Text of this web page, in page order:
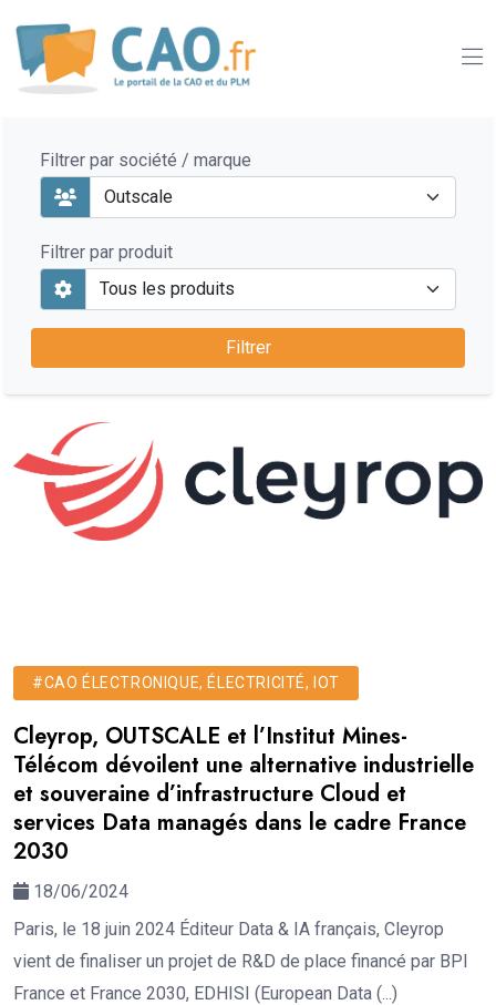
Filtrer par société / marque
Filtrer par produit
#CAO ÉLECTRONIQUE, ÉLECTRICITÉ, IOT
Cleyrop, OUTSCALE et l’Institut Mines-
Télécom dévoilent une alternative industrielle
et souveraine d’infrastructure Cloud et
services Data managés dans le cadre France
2030
18/06/2024
Paris, le 18 juin 2024 Éditeur Data & IA français, Cleyrop
vient de finaliser un projet de R&D de place financé par BPI
France et France 2030, EDHISI (European Data (...)